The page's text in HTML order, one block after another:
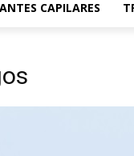
CAPILARES